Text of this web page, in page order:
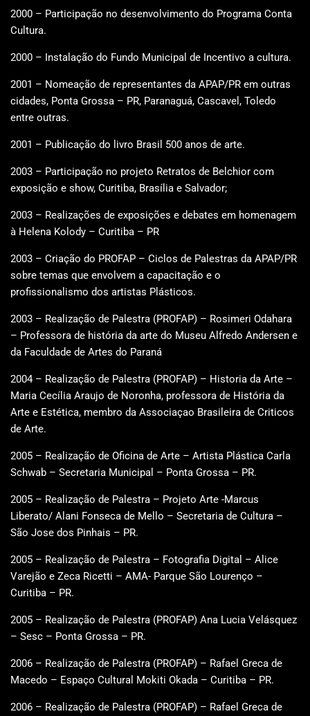
2000 – Participação no desenvolvimento do Programa Conta
Cultura.
2000 – Instalação do Fundo Municipal de Incentivo a cultura.
2001 – Nomeação de representantes da APAP/PR em outras
cidades, Ponta Grossa – PR, Paranaguá, Cascavel, Toledo
entre outras.
2001 – Publicação do livro Brasil 500 anos de arte.
2003 – Participação no projeto Retratos de Belchior com
exposição e show, Curitiba, Brasília e Salvador;
2003 – Realizações de exposições e debates em homenagem
à Helena Kolody – Curitiba – PR
2003 – Criação do PROFAP – Ciclos de Palestras da APAP/PR
sobre temas que envolvem a capacitação e o
profissionalismo dos artistas Plásticos.
2003 – Realização de Palestra (PROFAP) – Rosimeri Odahara
– Professora de história da arte do Museu Alfredo Andersen e
da Faculdade de Artes do Paraná
2004 – Realização de Palestra (PROFAP) – Historia da Arte –
Maria Cecília Araujo de Noronha, professora de História da
Arte e Estética, membro da Associaçao Brasileira de Criticos
de Arte.
2005 – Realização de Oficina de Arte – Artista Plástica Carla
Schwab – Secretaria Municipal – Ponta Grossa – PR.
2005 – Realização de Palestra – Projeto Arte -Marcus
Liberato/ Alani Fonseca de Mello – Secretaria de Cultura –
São Jose dos Pinhais – PR.
2005 – Realização de Palestra – Fotografia Digital – Alice
Varejão e Zeca Ricetti – AMA- Parque São Lourenço –
Curitiba – PR.
2005 – Realização de Palestra (PROFAP) Ana Lucia Velásquez
– Sesc – Ponta Grossa – PR.
2006 – Realização de Palestra (PROFAP) – Rafael Greca de
Macedo – Espaço Cultural Mokiti Okada – Curitiba – PR.
2006 – Realização de Palestra (PROFAP) – Rafael Greca de